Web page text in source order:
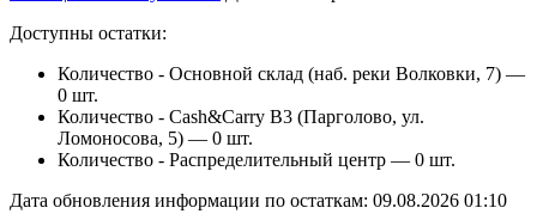
Доступны остатки:
Количество - Основной склад (наб. реки Волковки, 7) —
0 шт.
Количество - Cash&Carry B3 (Парголово, ул.
Ломоносова, 5) — 0 шт.
Количество - Распределительный центр — 0 шт.
Дата обновления информации по остаткам: 09.08.2026 01:10